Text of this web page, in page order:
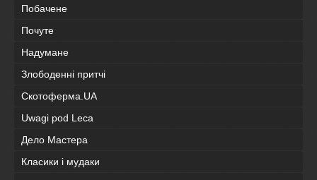
Побачене
Почуте
Надумане
Злободенні притчі
Скотоферма.UA
Uwagi pod Leca
Дело Мастера
Класики і мудаки